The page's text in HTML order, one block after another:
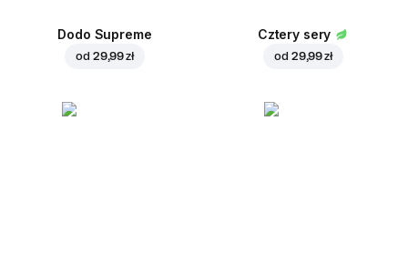
Dodo Supreme
od 29,99 zł
Cztery sery
od 29,99 zł